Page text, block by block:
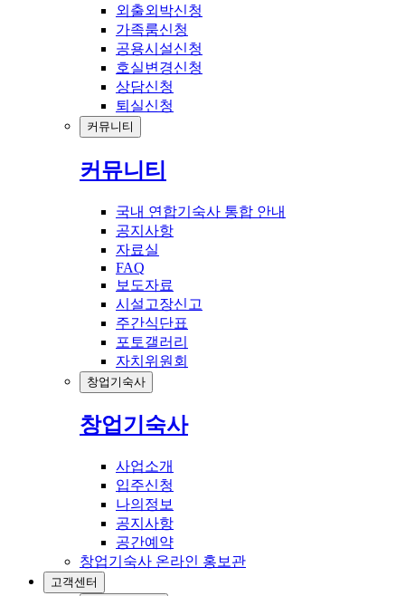
외출외박신청
가족룸신청
공용시설신청
호실변경신청
상담신청
퇴실신청
커뮤니티
커뮤니티
국내 연합기숙사 통합 안내
공지사항
자료실
FAQ
보도자료
시설고장신고
주간식단표
포토갤러리
자치위원회
창업기숙사
창업기숙사
사업소개
입주신청
나의정보
공지사항
공간예약
창업기숙사 온라인 홍보관
고객센터